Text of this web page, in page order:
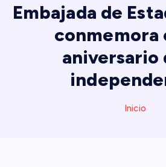
Embajada de
conmemora
aniversario
Inicio